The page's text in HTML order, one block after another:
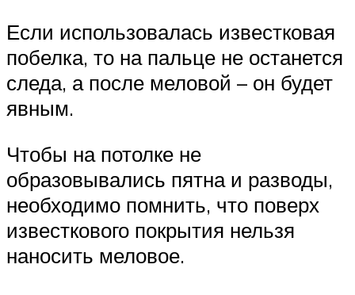
Если использовалась известковая
побелка, то на пальце не останется
следа, а после меловой – он будет
явным.
Чтобы на потолке не
образовывались пятна и разводы,
необходимо помнить, что поверх
известкового покрытия нельзя
наносить меловое.